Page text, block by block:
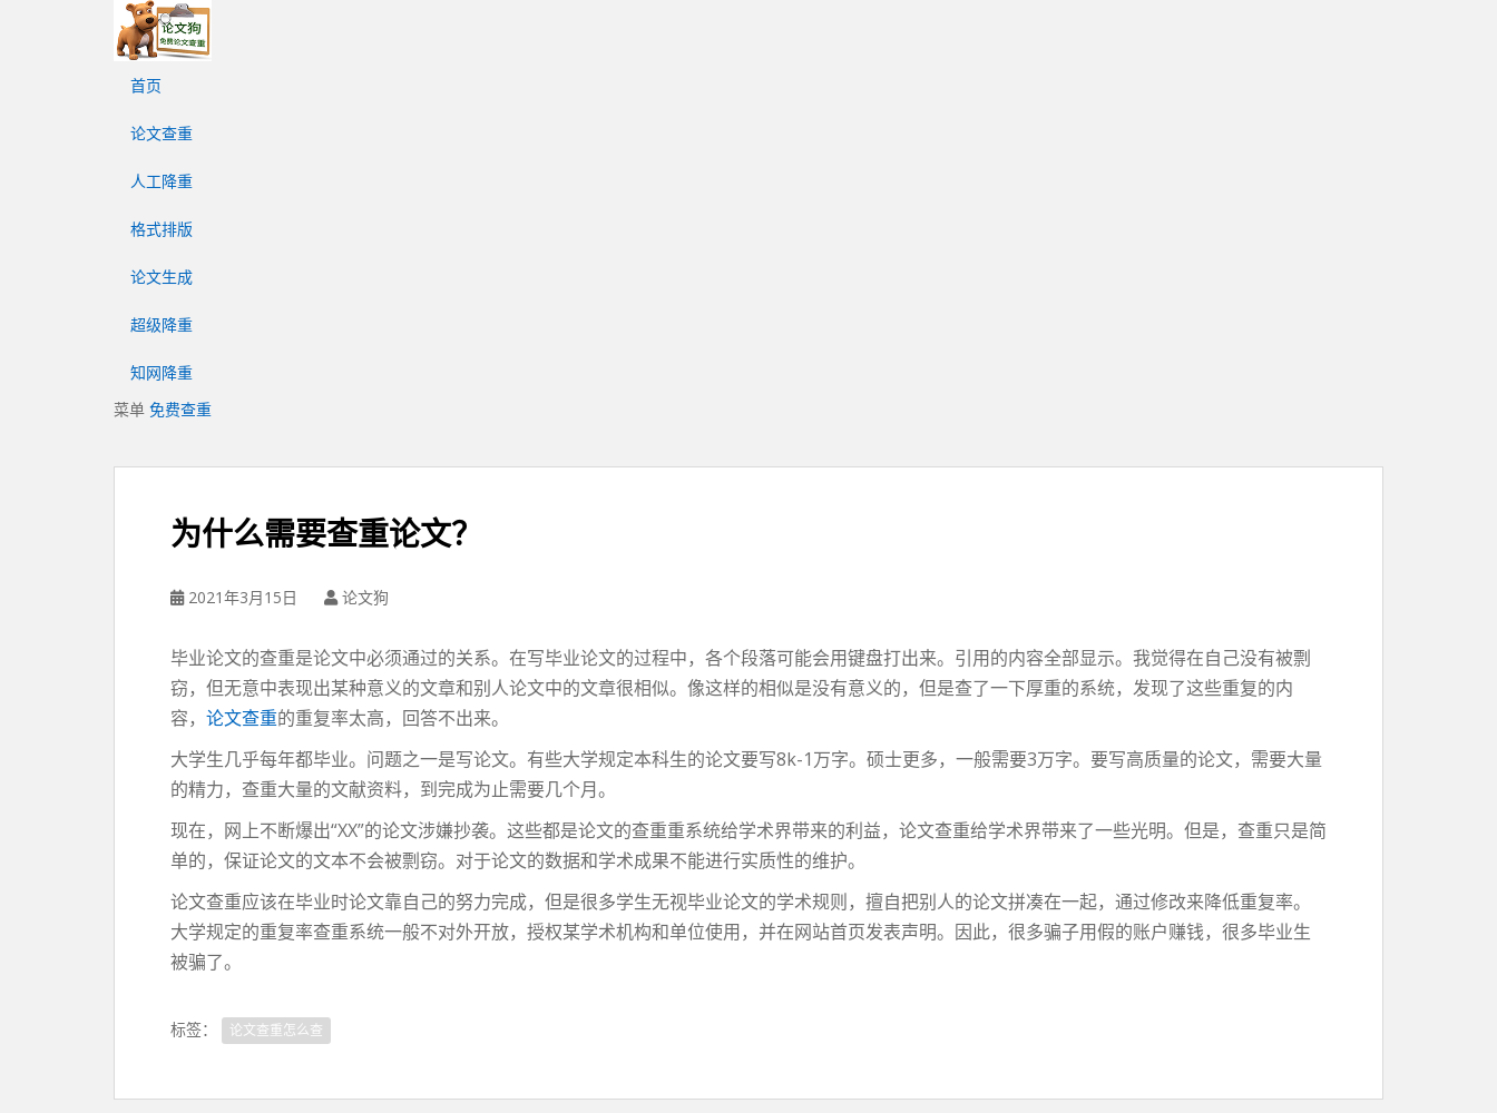
首页
论文查重
人工降重
格式排版
论文生成
超级降重
知网降重
菜单 免费查重
为什么需要查重论文？
2021年3月15日 论文狗
毕业论文的查重是论文中必须通过的关系。在写毕业论文的过程中，各个段落可能会用键盘打出来。引用的内容全部显示。我觉得在自己没有被剽
窃，但无意中表现出某种意义的文章和别人论文中的文章很相似。像这样的相似是没有意义的，但是查了一下厚重的系统，发现了这些重复的内
容， 论文查重的重复率太高，回答不出来。
大学生几乎每年都毕业。问题之一是写论文。有些大学规定本科生的论文要写8k-1万字。硕士更多，一般需要3万字。要写高质量的论文，需要大量
的精力，查重大量的文献资料，到完成为止需要几个月。
现在，网上不断爆出“XX”的论文涉嫌抄袭。这些都是论文的查重重系统给学术界带来的利益，论文查重给学术界带来了一些光明。但是，查重只是简
单的，保证论文的文本不会被剽窃。对于论文的数据和学术成果不能进行实质性的维护。
论文查重应该在毕业时论文靠自己的努力完成，但是很多学生无视毕业论文的学术规则，擅自把别人的论文拼凑在一起，通过修改来降低重复率。
大学规定的重复率查重系统一般不对外开放，授权某学术机构和单位使用，并在网站首页发表声明。因此，很多骗子用假的账户赚钱，很多毕业生
被骗了。
标签： 论文查重怎么查